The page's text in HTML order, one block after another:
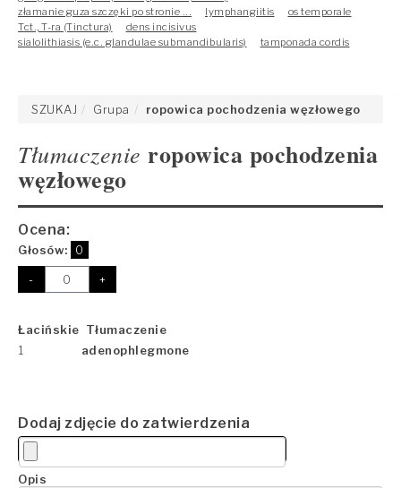
złamanie guza szczęki po stronie ...
lymphangiitis
os temporale
Tct., T-ra (Tinctura)
dens incisivus
sialolithiasis (e.c. glandulae submandibularis)
tamponada cordis
SZUKAJ Grupa ropowica pochodzenia węzłowego
Tłumaczenie ropowica pochodzenia
węzłowego
Ocena:
Głosów: 0
- +
Łacińskie Tłumaczenie
1
adenophlegmone
Dodaj zdjęcie do zatwierdzenia
Opis